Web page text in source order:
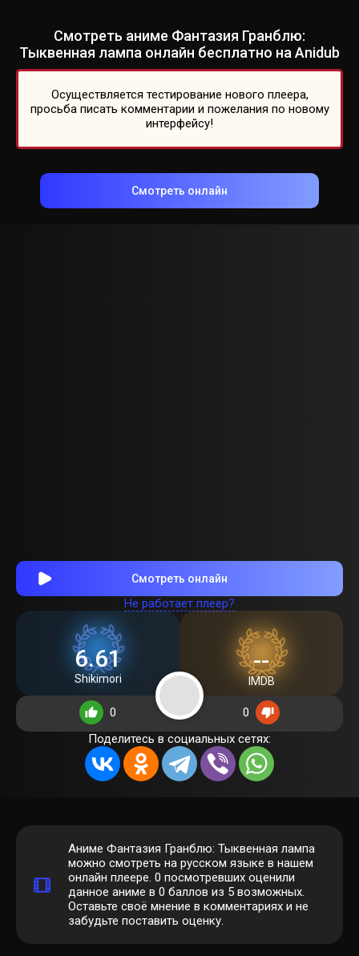
Смотреть аниме Фантазия Гранблю:
Тыквенная лампа онлайн бесплатно на Anidub
Осуществляется тестирование нового плеера,
просьба писать комментарии и пожелания по новому
интерфейсу!
Смотреть онлайн
Смотреть онлайн
Не работает плеер?
6.61
Shikimori
--
IMDB
0
0
Поделитесь в социальных сетях:
Аниме Фантазия Гранблю: Тыквенная лампа
можно смотреть на русском языке в нашем
онлайн плеере. 0 посмотревших оценили
данное аниме в 0 баллов из 5 возможных.
Оставьте своё мнение в комментариях и не
забудьте поставить оценку.